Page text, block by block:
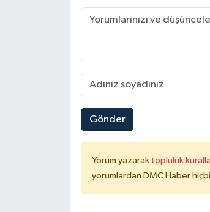
Gönder
Yorum yazarak topluluk
yorumlardan DMC Haber